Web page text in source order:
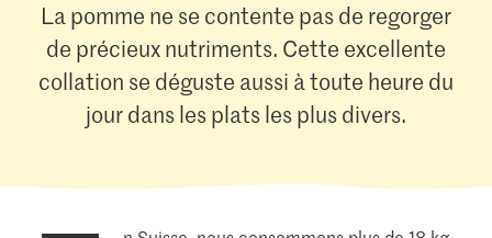
La pomme ne se contente pas de regorger
de précieux nutriments. Cette excellente
collation se déguste aussi à toute heure du
jour dans les plats les plus divers.